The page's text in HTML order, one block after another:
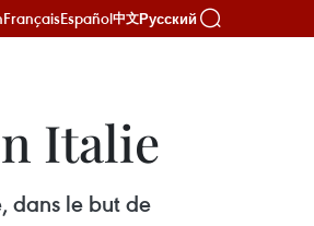
FrançaisEspañol中文Русский
Italie
dans le but de